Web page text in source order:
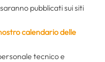
pubblicati sui siti
calendario delle
tecnico e